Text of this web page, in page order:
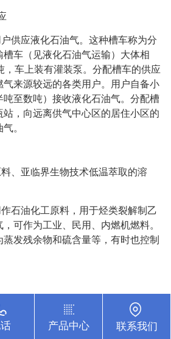
供应液化石油气。这种槽车称为分
车（见液化石油气运输）大体相
，车上装有灌装泵。分配槽车的供应
来源较远的各类用户。用户自备小
至数吨）接收液化石油气。分配槽
，向远离供气中心区的居住小区的
。
、亚临界生物技术低温萃取的溶
石油化工原料，用于烃类裂解制乙
可作为工业、民用、内燃机燃料。
发残余物和硫含量等，有时也控制
产品中心 联系我们